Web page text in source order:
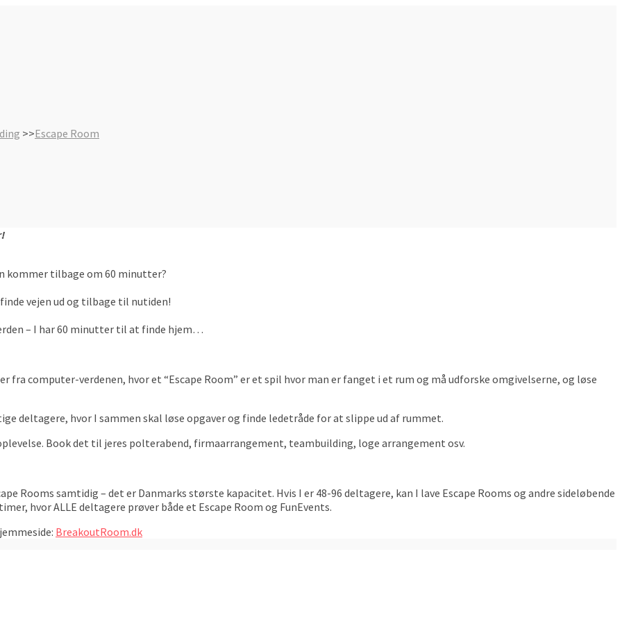
>>Escape Room
kommer tilbage om 60 minutter?
vejen ud og tilbage til nutiden!
– I har 60 minutter til at finde hjem…
fra computer-verdenen, hvor et “Escape Room” er et spil hvor man er fanget i et rum og må udforske omgivelserne, og løse
deltagere, hvor I sammen skal løse opgaver og finde ledetråde for at slippe ud af rummet.
Book det til jeres polterabend, firmaarrangement, teambuilding, loge arrangement osv.
Rooms samtidig – det er Danmarks største kapacitet. Hvis I er 48-96 deltagere, kan I lave Escape Rooms og andre sideløbende
hvor ALLE deltagere prøver både et Escape Room og FunEvents.
BreakoutRoom.dk